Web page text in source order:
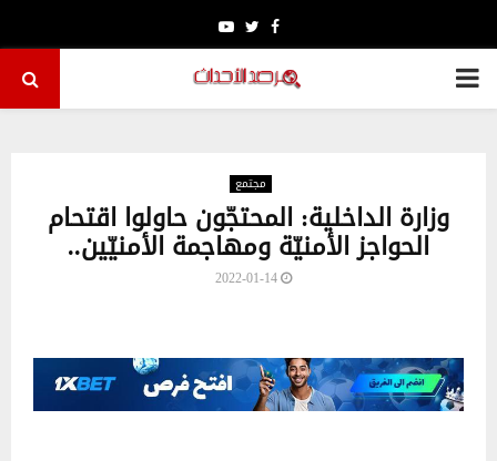
Facebook
Twitter
Youtube
PRIMARY
مجتمع
وزارة الداخلية: المحتجّون حاولوا اقتحام
الحواجز الأمنيّة ومهاجمة الأمنيّين..
2022-01-14